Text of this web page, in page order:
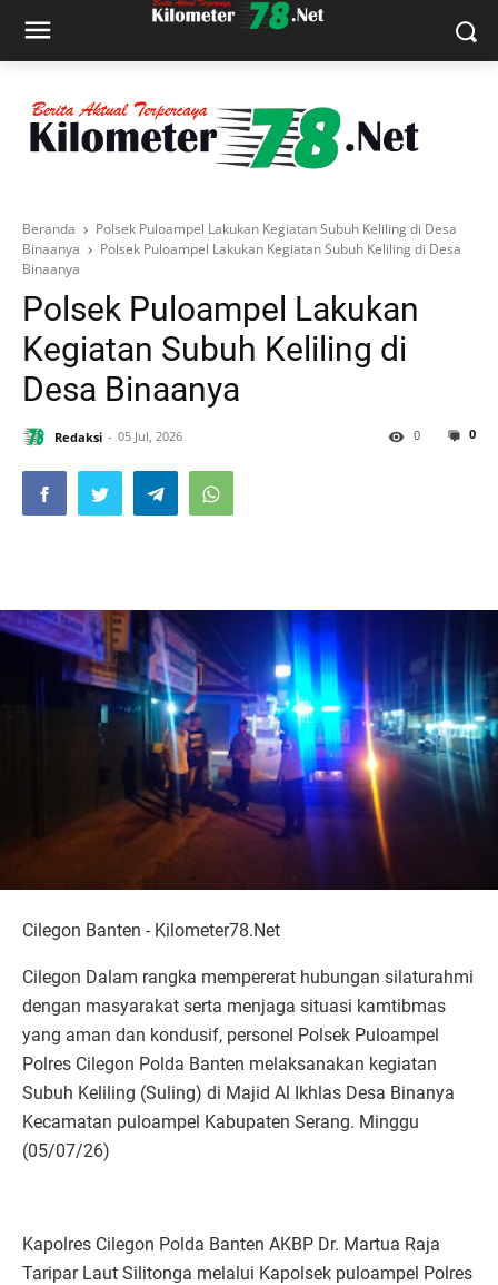
Beranda
Polsek Puloampel Lakukan Kegiatan Subuh Keliling di Desa
Binaanya
Polsek Puloampel Lakukan Kegiatan Subuh Keliling di Desa
Binaanya
Polsek Puloampel Lakukan
Kegiatan Subuh Keliling di
Desa Binaanya
Redaksi 05 Jul, 2026 0
0
Cilegon Banten - Kilometer78.Net
Cilegon Dalam rangka mempererat hubungan silaturahmi
dengan masyarakat serta menjaga situasi kamtibmas
yang aman dan kondusif, personel Polsek Puloampel
Polres Cilegon Polda Banten melaksanakan kegiatan
Subuh Keliling (Suling) di Majid Al Ikhlas Desa Binanya
Kecamatan puloampel Kabupaten Serang. Minggu
(05/07/26)
Kapolres Cilegon Polda Banten AKBP Dr. Martua Raja
Taripar Laut Silitonga melalui Kapolsek puloampel Polres